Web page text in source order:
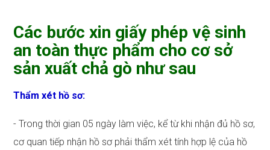
Các bước xin giấy phép vệ sinh
an toàn thực phẩm cho cơ sở
sản xuất chả gò như sau
Thẩm xét hồ sơ:
- Trong thời gian 05 ngày làm việc, kể từ khi nhận đủ hồ sơ,
cơ quan tiếp nhận hồ sơ phải thẩm xét tính hợp lệ của hồ